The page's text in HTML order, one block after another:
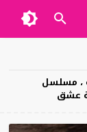
، مسلسل